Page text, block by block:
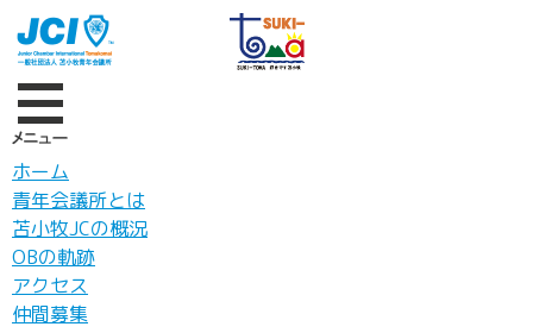
ホーム
青年会議所とは
苫小牧JCの概況
OBの軌跡
アクセス
仲間募集